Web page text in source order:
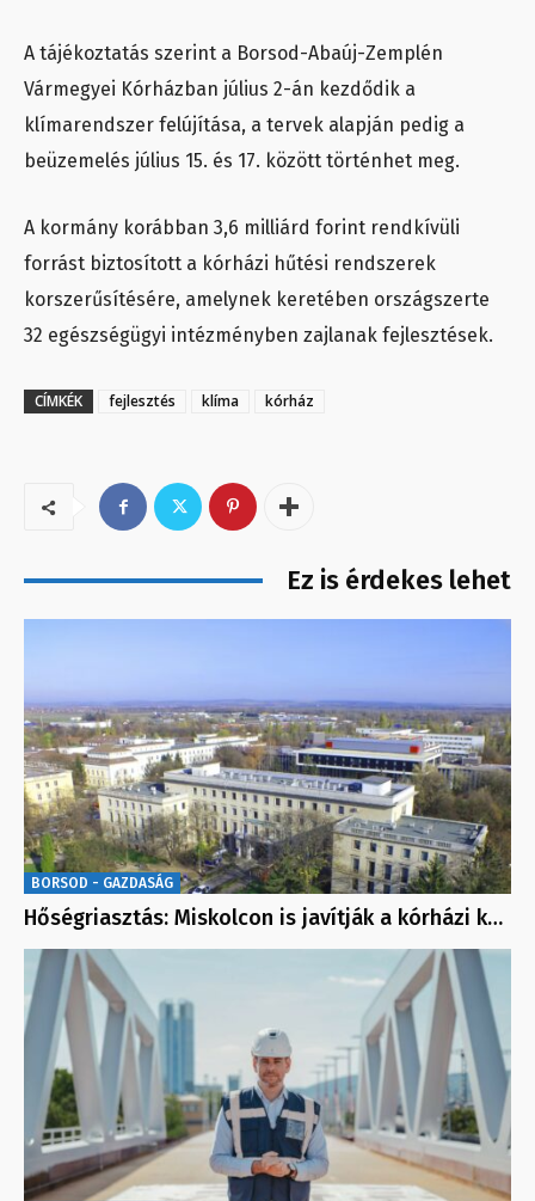
A tájékoztatás szerint a Borsod-Abaúj-Zemplén
Vármegyei Kórházban július 2-án kezdődik a
klímarendszer felújítása, a tervek alapján pedig a
beüzemelés július 15. és 17. között történhet meg.
A kormány korábban 3,6 milliárd forint rendkívüli
forrást biztosított a kórházi hűtési rendszerek
korszerűsítésére, amelynek keretében országszerte
32 egészségügyi intézményben zajlanak fejlesztések.
CÍMKÉK fejlesztés klíma kórház
Ez is érdekes lehet
BORSOD - GAZDASÁG
Hőségriasztás: Miskolcon is javítják a kórházi k…